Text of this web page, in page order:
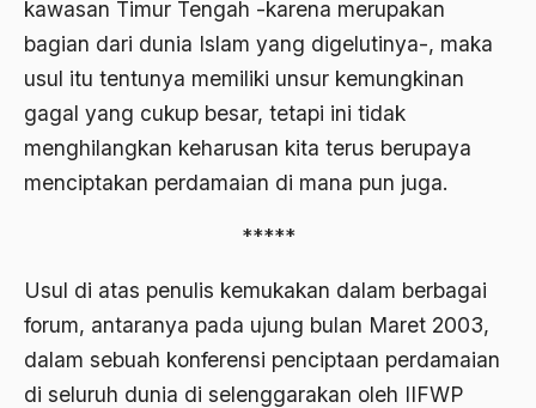
kawasan Timur Tengah -karena merupakan
bagian dari dunia Islam yang digelutinya-, maka
usul itu tentunya memiliki unsur kemungkinan
gagal yang cukup besar, tetapi ini tidak
menghilangkan keharusan kita terus berupaya
menciptakan perdamaian di mana pun juga.
*****
Usul di atas penulis kemukakan dalam berbagai
forum, antaranya pada ujung bulan Maret 2003,
dalam sebuah konferensi penciptaan perdamaian
di seluruh dunia di selenggarakan oleh IIFWP
Ahmad Khomeini
Ahmad Syafi’i Ma’arif
Ahmad Tirtisudiro
ahmad wahib
Ahmad Wahid
AIDS
Airport